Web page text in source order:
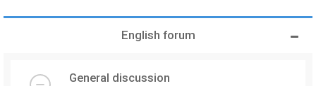
English forum
General discussion